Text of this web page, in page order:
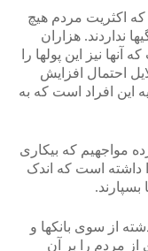
اکثریت مردم هیچ
نداردند. هزاران
نیز این پولها را
احتمال افزایش
این افراد است که به
مواجهیم که بیکاری
داشته است که اندک
بسپارند.
از سوی بانکها و
از مردم را بر آن